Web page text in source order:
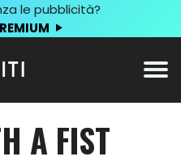
le pubblicità?
A FIST